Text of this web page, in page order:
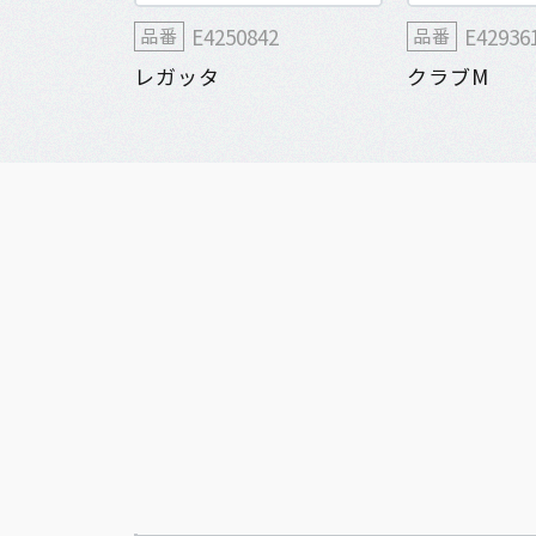
品番
E4250842
レガッタ
品番
クラブM